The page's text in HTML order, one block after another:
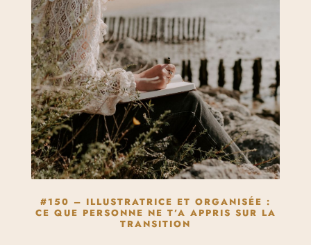
#150 – ILLUSTRATRICE ET ORGANISÉE :
CE QUE PERSONNE NE T’A APPRIS SUR LA
TRANSITION